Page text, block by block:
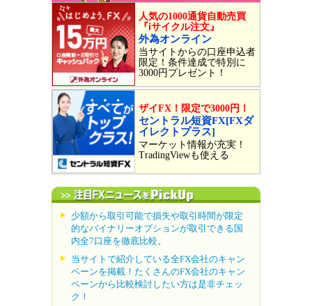
人気の1000通貨自動売買
『iサイクル注文』
外為オンライン
当サイトからの口座申込者
限定！条件達成で特別に
3000円プレゼント！
ザイFX！限定で3000円！
セントラル短資FX[FXダ
イレクトプラス]
マーケット情報が充実！
TradingViewも使える
少額から取引可能で損失や取引時間が限定
的なバイナリーオプションが取引できる国
内全7口座を徹底比較。
当サイトで紹介している全FX会社のキャン
ペーンを掲載！たくさんのFX会社のキャン
ペーンから比較検討したい方は是非チェッ
ク！